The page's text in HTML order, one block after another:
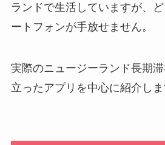
ランドで生活していますが、
ートフォンが手放せません。
実際のニュージーランド長期
立ったアプリを中心に紹介しま